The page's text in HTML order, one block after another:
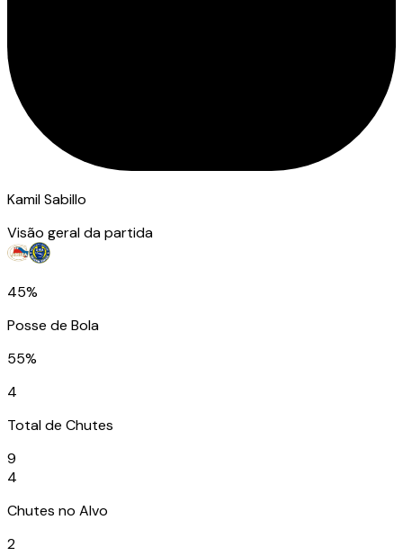
Kamil Sabillo
Visão geral da partida
45%
Posse de Bola
55%
4
Total de Chutes
9
4
Chutes no Alvo
2